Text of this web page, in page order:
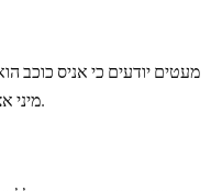
מעטים יודעים כי אניס כוכב
מיני אצל נשים ולהגביר את פעילותן הפיזיולוגית.